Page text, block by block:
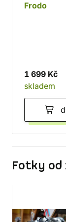
Frodo
1 699 Kč
skladem
Fotky od